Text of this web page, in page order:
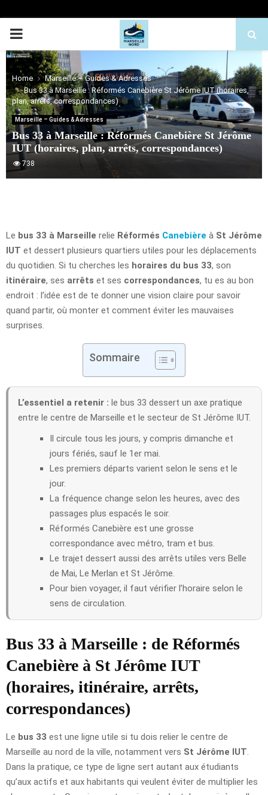
PRIMARY
MENU
Home
Marseille – Guides & Adresses
Bus 33 à Marseille : Réformés Canebière St Jérôme IUT (horaires,
plan, arrêts, correspondances)
Marseille – Guides & Adresses
Bus 33 à Marseille : Réformés Canebière St Jérôme
IUT (horaires, plan, arrêts, correspondances)
738
Le bus 33 à Marseille relie Réformés Canebière à St Jérôme
IUT et dessert plusieurs quartiers utiles pour les déplacements
du quotidien. Si tu cherches les horaires du bus 33, son
itinéraire, ses arrêts et ses correspondances, tu es au bon
endroit : l’idée est de te donner une vision claire pour savoir
quand partir, où monter et comment éviter les mauvaises
surprises.
Sommaire
L’essentiel a retenir : le bus 33 dessert un axe pratique
entre le centre de Marseille et le secteur de St Jérôme IUT.
Il circule tous les jours, y compris dimanche et
jours fériés, sauf le 1er mai.
Les premiers départs varient selon le sens et le
jour.
La fréquence change selon les heures, avec des
passages plus espacés le soir.
Réformés Canebière est une grosse
correspondance avec métro, tram et bus.
Le trajet dessert aussi des arrêts utiles vers Belle
de Mai, Le Merlan et St Jérôme.
Pour bien voyager, il faut vérifier l’horaire selon le
sens de circulation.
Bus 33 à Marseille : de Réformés
Canebière à St Jérôme IUT
(horaires, itinéraire, arrêts,
correspondances)
Le bus 33 est une ligne utile si tu dois relier le centre de
Marseille au nord de la ville, notamment vers St Jérôme IUT
Dans la pratique, ce type de ligne sert autant aux étudiants
qu’aux actifs et aux habitants qui veulent éviter de multiplier les